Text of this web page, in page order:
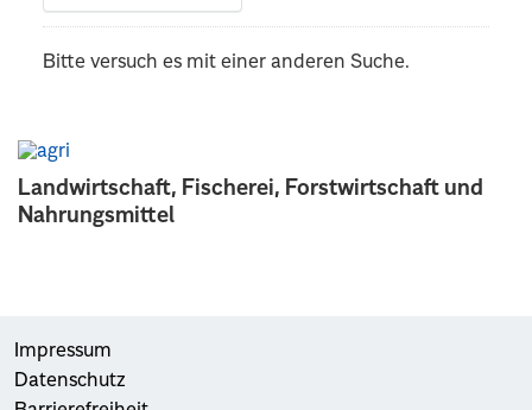
Landwirtschaft, Fischerei, Forstwirtschaft und
Nahrungsmittel
Bitte versuch es mit einer anderen Suche.
Impressum
Datenschutz